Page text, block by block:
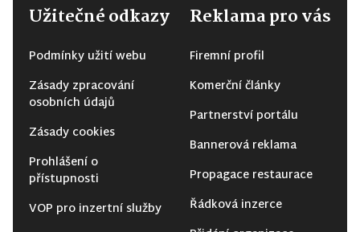
Užitečné odkazy
Podmínky užití webu
Zásady zpracování
osobních údajů
Zásady cookies
Prohlášení o
přístupnosti
VOP pro inzertní služby
Reklama pro vás
Firemní profil
Komerční články
Partnerství portálu
Bannerová reklama
Propagace restaurace
Řádková inzerce